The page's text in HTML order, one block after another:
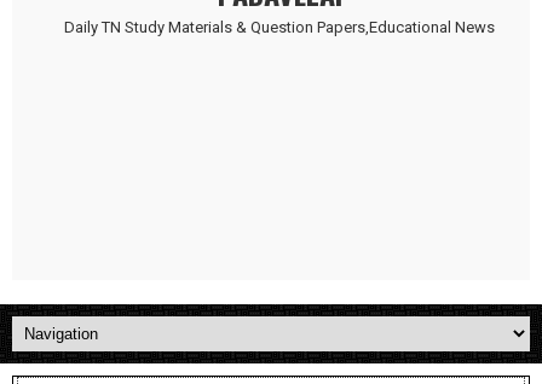
Daily TN Study Materials & Question Papers,Educational News